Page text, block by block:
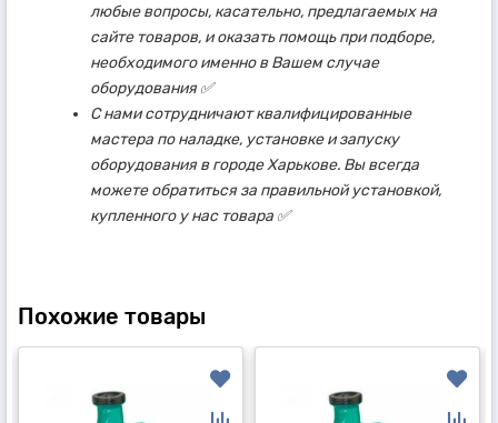
любые вопросы, касательно, предлагаемых на
сайте товаров, и оказать помощь при подборе,
необходимого именно в Вашем случае
оборудования ✅
С нами сотрудничают квалифицированные
мастера по наладке, установке и запуску
оборудования в городе Харькове. Вы всегда
можете обратиться за правильной установкой,
купленного у нас товара ✅
Похожие товары